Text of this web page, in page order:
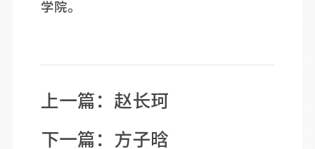
学院。
上一篇： 赵长珂
下一篇： 方子晗